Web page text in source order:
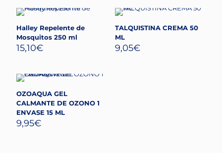
Halley Repelente de
Mosquitos 250 ml
15,10€
TALQUISTINA CREMA 50
ML
9,05€
OZOAQUA GEL
CALMANTE DE OZONO 1
ENVASE 15 ML
9,95€